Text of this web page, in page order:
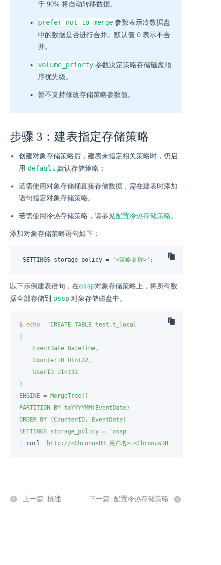
于 90% 将自动转移数据。
prefer_not_to_merge 参数表示冷数据盘
中的数据是否进行合并。默认值 0 表示不合
并。
volume_priorty 参数决定策略存储磁盘顺
序优先级。
暂不支持修改存储策略参数值。
步骤 3：建表指定存储策略
创建对象存储策略后，建表未指定相关策略时，仍启
用 default 默认存储策略；
若需使用对象存储桶直接存储数据，需在建表时添加
语句指定对象存储策略。
若需使用冷热存储策略，请参见配置冷热存储策略。
添加对象存储策略语句如下：
SETTINGS storage_policy = '<策略名称>' ;
以下示例建表语句，在ossp对象存储策略上，将所有数
据全部存储到 ossp 对象存储磁盘中。
$ echo
"CREATE TABLE test.t_local
(
    EventDate DateTime,
    CounterID UInt32,
    UserID UInt32
)
ENGINE = MergeTree()
PARTITION BY toYYYYMM(EventDate)
ORDER BY (CounterID, EventDate)
SETTINGS storage_policy = 'ossp'"
| curl
'http://<ChronusDB 用户名>:<ChronusDB 密码>@<高可用
上一篇: 概述 下一篇: 配置冷热存储策略